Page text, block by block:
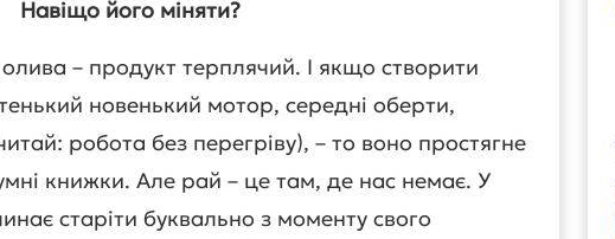
Навіщо його міняти?
– продукт терплячий. І якщо створити
новенький мотор, середні оберти,
робота без перегріву), – то воно простягне
книжки. Але рай – це там, де нас немає. У
старіти буквально з моменту свого